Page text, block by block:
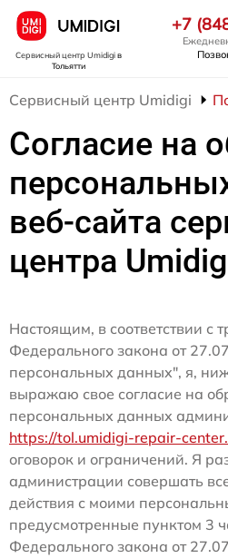
Сервисный центр Umidigiв
Тольятти
+7
Сервисный центр Umidigi
Согласие на
веб-сайта
центра
Настоящим, в соответствии с
Федерального закона от
персональных данных", я,
выражаю свое согласие на
персональных данных
https://tol.umidigi-repair-
оговорок и ограничений. Я
администрации совершать
действия с моими
предусмотренные пунктом 3
Федерального закона от